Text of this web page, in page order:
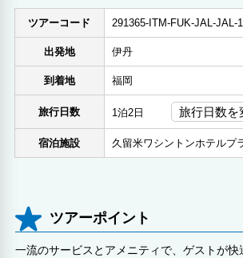
ツアーコード 291365-ITM-FUK-JAL-JAL-1
出発地 伊丹
到着地 福岡
旅行日数 1泊2日
宿泊施設 久留米ワシントンホテルプ
ツアーポイント
一流のサービスとアメニティで、ゲストが快